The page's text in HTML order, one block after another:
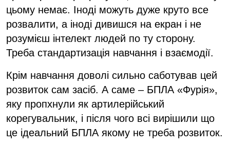
цьому немає. Іноді можуть дуже круто все
розвалити, а іноді дивишся на екран і не
розумієш інтелект людей по ту сторону.
Треба стандартизація навчання і взаємодії.
Крім навчання доволі сильно саботував цей
розвиток сам засіб. А саме – БПЛА «Фурія»,
яку пропхнули як артилерійський
корегувальник, і після чого всі вирішили що
це ідеальний БПЛА якому не треба розвиток.